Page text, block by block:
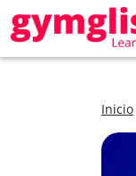
Inicio